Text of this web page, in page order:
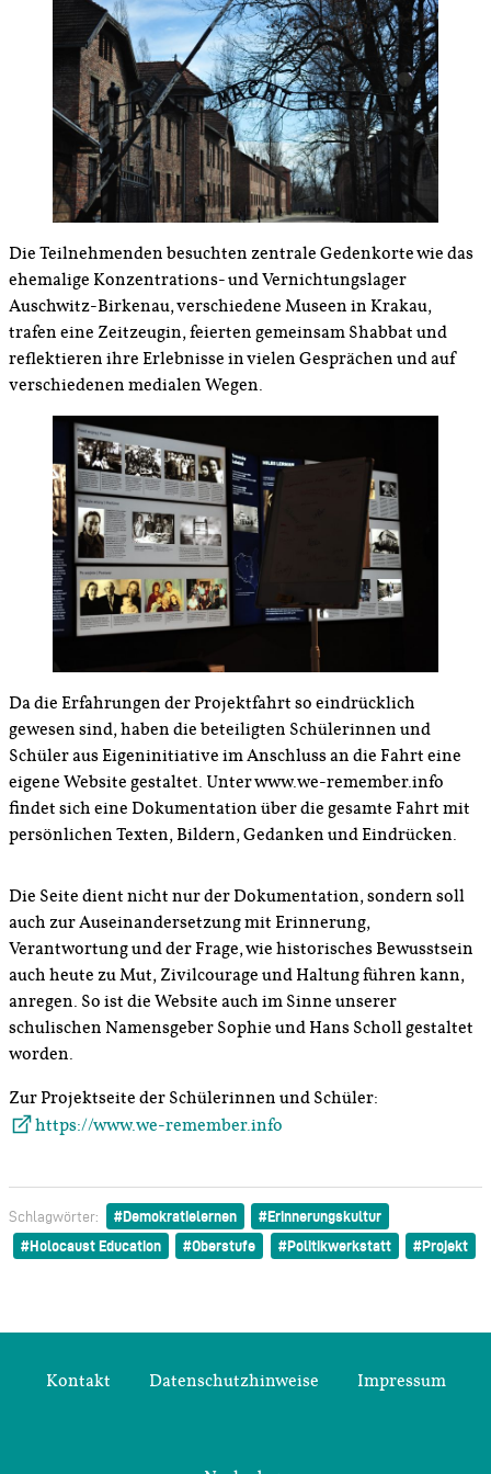
Die Teilnehmenden besuchten zentrale Gedenkorte wie das
ehemalige Konzentrations- und Vernichtungslager
Auschwitz-Birkenau, verschiedene Museen in Krakau,
trafen eine Zeitzeugin, feierten gemeinsam Shabbat und
reflektieren ihre Erlebnisse in vielen Gesprächen und auf
verschiedenen medialen Wegen.
Da die Erfahrungen der Projektfahrt so eindrücklich
gewesen sind, haben die beteiligten Schülerinnen und
Schüler aus Eigeninitiative im Anschluss an die Fahrt eine
eigene Website gestaltet. Unter www.we-remember.info
findet sich eine Dokumentation über die gesamte Fahrt mit
persönlichen Texten, Bildern, Gedanken und Eindrücken.
Die Seite dient nicht nur der Dokumentation, sondern soll
auch zur Auseinandersetzung mit Erinnerung,
Verantwortung und der Frage, wie historisches Bewusstsein
auch heute zu Mut, Zivilcourage und Haltung führen kann,
anregen. So ist die Website auch im Sinne unserer
schulischen Namensgeber Sophie und Hans Scholl gestaltet
worden.
Zur Projektseite der Schülerinnen und Schüler:
https://www.we-remember.info
Schlagwörter: Demokratielernen
Erinnerungskultur
Holocaust Education
Oberstufe Politikwerkstatt Projekt
Kontakt Datenschutzhinweise Impressum